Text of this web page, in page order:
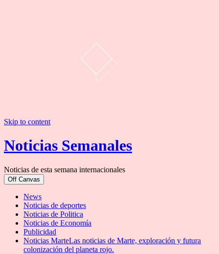
Skip to content
Noticias Semanales
Noticias de esta semana internacionales
Off Canvas
News
Noticias de deportes
Noticias de Politica
Noticias de Economía
Publicidad
Noticias MarteLas noticias de Marte, exploración y futura
colonización del planeta rojo.